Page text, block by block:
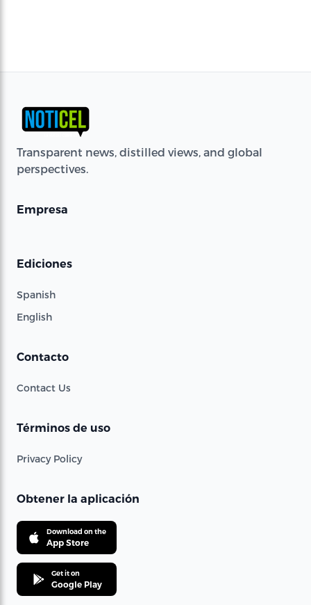
Transparent news, distilled views, and global
perspectives.
Empresa
Ediciones
Spanish
English
Contacto
Contact Us
Términos de uso
Privacy Policy
Obtener la aplicación
Download on the
App Store
Get it on
Google Play